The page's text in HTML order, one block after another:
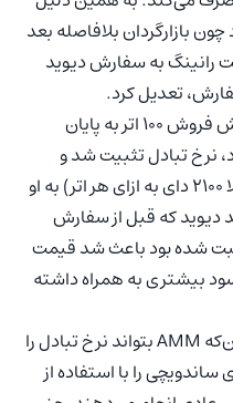
بازارگردان بلافاصله بعد
رانینگ به سفارش دیوید
تعدیل کرد.
وقتی راجر حمله خود را با ثبت سفارش فروش ۱۰۰ اتر به پایان
نرخ تبادل تثبیت شد و
بهترین قیمت سواپ اتر به دای (مثلا ۲۱۰۰ دای به ازای هر اتر) به او
دیوید که قبل از سفارش
شده بود باعث شد قیمت
سود بیشتری به همراه داشته
مهاجمان در این نوع حمله پیش از آن‌که AMM بتواند نرخ تبادل را
را با استفاده از